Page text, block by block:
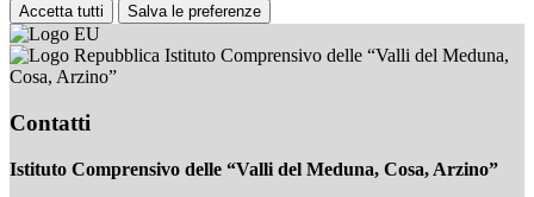
Accetta tutti Salva le preferenze
Istituto Comprensivo delle “Valli del Meduna,
Cosa, Arzino”
Contatti
Istituto Comprensivo delle “Valli del Meduna, Cosa, Arzino”